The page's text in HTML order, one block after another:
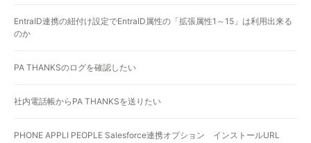
EntraID連携の紐付け設定でEntraID属性の「拡張属性1～15」は利用出来る
のか
PA THANKSのログを確認したい
社内電話帳からPA THANKSを送りたい
PHONE APPLI PEOPLE Salesforce連携オプション インストールURL